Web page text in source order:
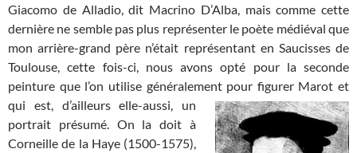
Giacomo de Alladio, dit Macrino D’Alba, mais comme cette
dernière ne semble pas plus représenter le poète médiéval que
mon arrière-grand père n’était représentant en Saucisses de
Toulouse, cette fois-ci, nous avons opté pour la seconde
peinture que l’on utilise généralement pour figurer Marot et
qui est, d’ailleurs elle-aussi, un
portrait présumé. On la doit à
Corneille de la Haye (1500-1575),